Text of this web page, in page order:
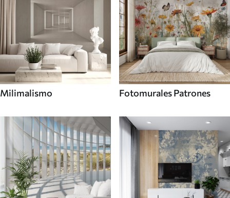
Milimalismo Fotomurales Patrones